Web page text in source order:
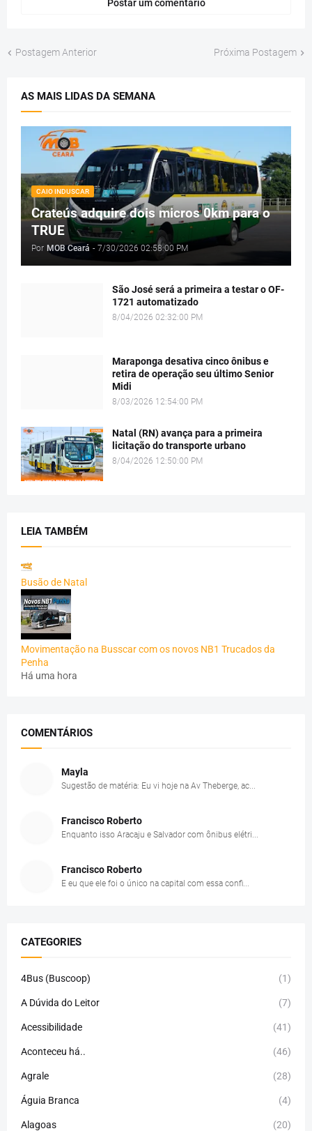
Postar um comentário
Postagem Anterior Próxima Postagem
AS MAIS LIDAS DA SEMANA
CAIO INDUSCAR
Crateús adquire dois micros 0km para o
TRUE
Por MOB Ceará - 7/30/2026 02:58:00 PM
São José será a primeira a testar o OF-
1721 automatizado
8/04/2026 02:32:00 PM
Maraponga desativa cinco ônibus e
retira de operação seu último Senior
Midi
8/03/2026 12:54:00 PM
Natal (RN) avança para a primeira
licitação do transporte urbano
8/04/2026 12:50:00 PM
LEIA TAMBÉM
Busão de Natal
Movimentação na Busscar com os novos NB1 Trucados da
Penha
Há uma hora
COMENTÁRIOS
Mayla
Sugestão de matéria: Eu vi hoje na Av Theberge, ac...
Francisco Roberto
Enquanto isso Aracaju e Salvador com ônibus elétri...
Francisco Roberto
E eu que ele foi o único na capital com essa confi...
CATEGORIES
4Bus (Buscoop) (1)
A Dúvida do Leitor (7)
Acessibilidade (41)
Aconteceu há.. (46)
Agrale (28)
Águia Branca (4)
Alagoas (20)